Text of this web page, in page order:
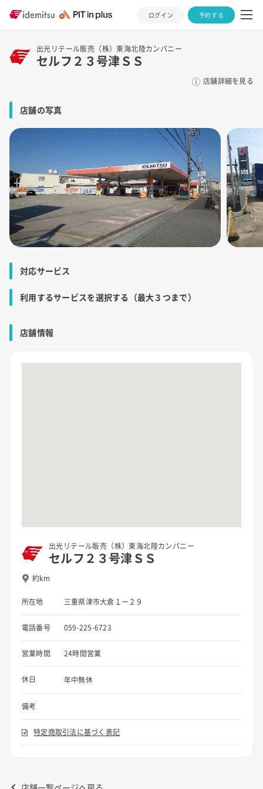
ログイン 予約する
出光リテール販売（株）東海北陸カンパニー
セルフ２３号津ＳＳ
店舗詳細を見る
店舗の写真
対応サービス
利用するサービスを選択する（最大３つまで）
店舗情報
出光リテール販売（株）東海北陸カンパニー
セルフ２３号津ＳＳ
約km
所在地 三重県津市大倉１ー２９
電話番号 059-225-6723
営業時間 24時間営業
休日 年中無休
備考
特定商取引法に基づく表記